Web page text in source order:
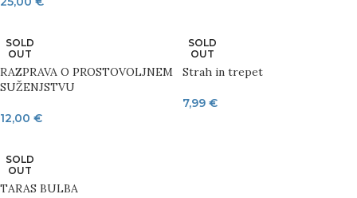
SOLD
OUT
RAZPRAVA O PROSTOVOLJNEM
SUŽENJSTVU
12,00 €
SOLD
OUT
Strah in trepet
7,99 €
SOLD
OUT
TARAS BULBA